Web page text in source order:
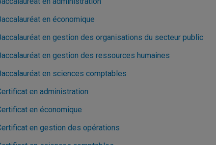
en économique
en gestion des organisations du secteur public
en gestion des ressources humaines
en sciences comptables
en administration
en économique
en gestion des opérations